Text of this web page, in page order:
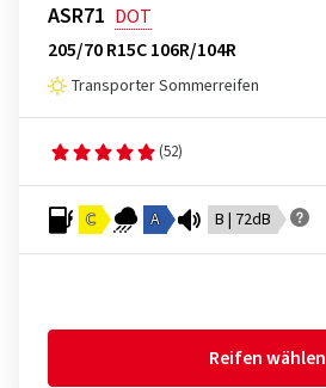
ASR71 DOT
205/70 R15C 106R/104R
Transporter Sommerreifen
(52)
C A B | 72dB
Reifen wählen